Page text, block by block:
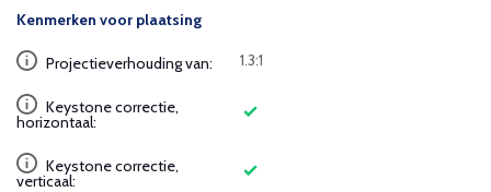
Kenmerken voor plaatsing
Projectieverhouding van: 1.3:1
Keystone correctie,
horizontaal:
Keystone correctie,
verticaal: